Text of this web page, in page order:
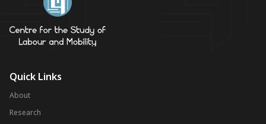
Quick Links
About
Research